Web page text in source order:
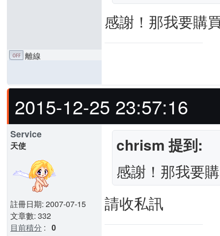
感謝！那我要購
離線
2015-12-25 23:57:16
Service
天使
註冊日期: 2007-07-15
文章數: 332
目前積分 : 0
chrism 提到:
感謝！那我要
請收私訊